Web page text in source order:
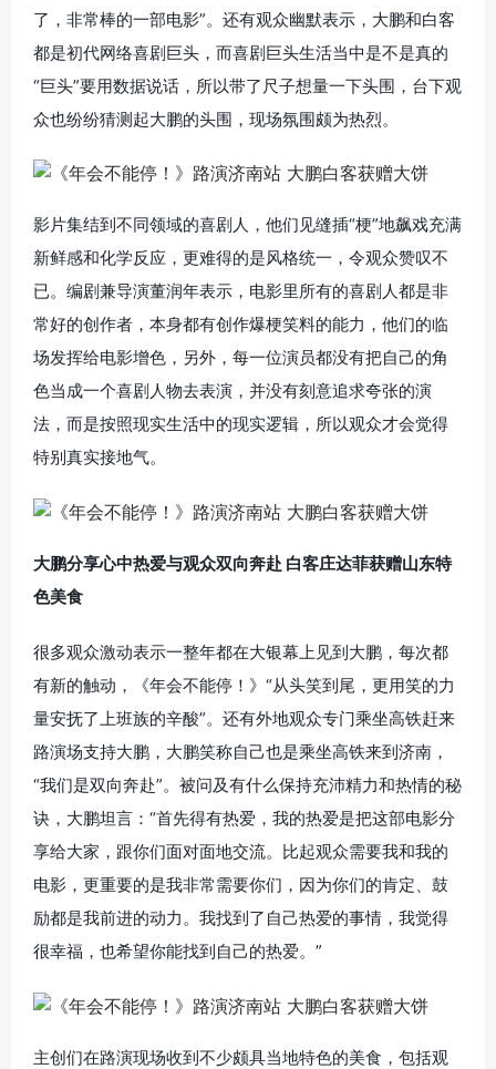
了，非常棒的一部电影”。还有观众幽默表示，大鹏和白客
都是初代网络喜剧巨头，而喜剧巨头生活当中是不是真的
“巨头”要用数据说话，所以带了尺子想量一下头围，台下观
众也纷纷猜测起大鹏的头围，现场氛围颇为热烈。
影片集结到不同领域的喜剧人，他们见缝插“梗”地飙戏充满
新鲜感和化学反应，更难得的是风格统一，令观众赞叹不
已。编剧兼导演董润年表示，电影里所有的喜剧人都是非
常好的创作者，本身都有创作爆梗笑料的能力，他们的临
场发挥给电影增色，另外，每一位演员都没有把自己的角
色当成一个喜剧人物去表演，并没有刻意追求夸张的演
法，而是按照现实生活中的现实逻辑，所以观众才会觉得
特别真实接地气。
大鹏分享心中热爱与观众双向奔赴 白客庄达菲获赠山东特
色美食
很多观众激动表示一整年都在大银幕上见到大鹏，每次都
有新的触动，《年会不能停！》“从头笑到尾，更用笑的力
量安抚了上班族的辛酸”。还有外地观众专门乘坐高铁赶来
路演场支持大鹏，大鹏笑称自己也是乘坐高铁来到济南，
“我们是双向奔赴”。被问及有什么保持充沛精力和热情的秘
诀，大鹏坦言：“首先得有热爱，我的热爱是把这部电影分
享给大家，跟你们面对面地交流。比起观众需要我和我的
电影，更重要的是我非常需要你们，因为你们的肯定、鼓
励都是我前进的动力。我找到了自己热爱的事情，我觉得
很幸福，也希望你能找到自己的热爱。”
主创们在路演现场收到不少颇具当地特色的美食，包括观